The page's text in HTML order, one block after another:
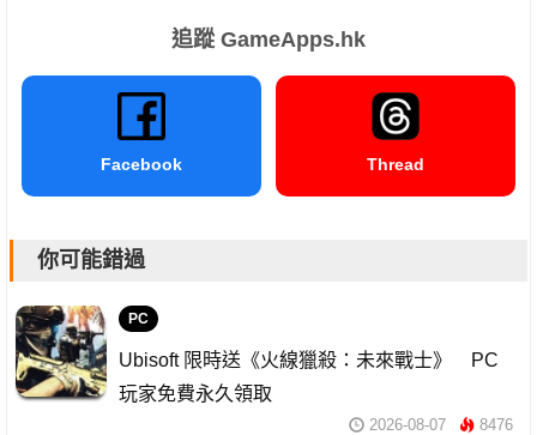
追蹤 GameApps.hk
Facebook Thread
你可能錯過
PC
Ubisoft 限時送《火線獵殺：未來戰士》 PC
玩家免費永久領取
2026-08-07 8476